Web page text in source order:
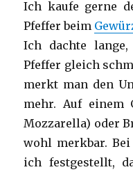
Ich kaufe gerne
Pfeffer beim
Ich dachte
Pfeffer gleich
merkt man den
mehr. Auf einem
Mozzarella) oder
wohl merkbar.
ich festgestellt,